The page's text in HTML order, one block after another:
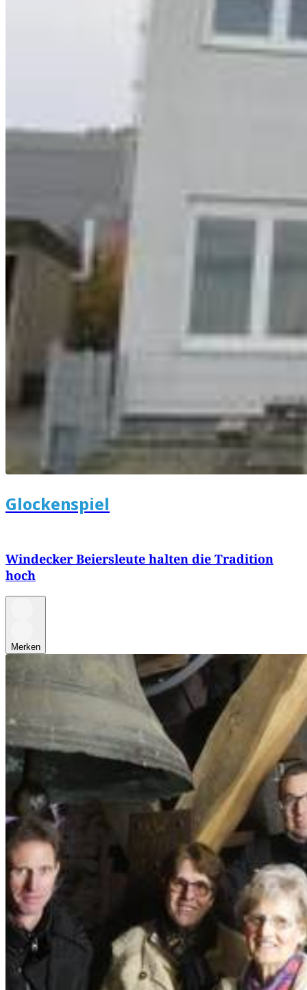
Glockenspiel
Windecker Beiersleute halten die Tradition
hoch
Merken